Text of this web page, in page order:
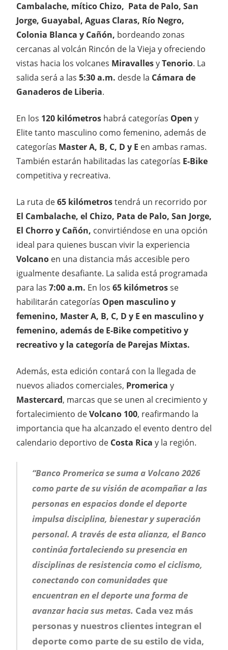
Cambalache, mítico Chizo, Pata de Palo, San
Jorge, Guayabal, Aguas Claras, Río Negro,
Colonia Blanca y Cañón, bordeando zonas
cercanas al volcán Rincón de la Vieja y ofreciendo
vistas hacia los volcanes MiravallesyTenorio. La
salida será a las 5:30 a.m. desde la Cámara de
Ganaderos de Liberia.
En los 120 kilómetros habrá categorías Open y
Elite tanto masculino como femenino, además de
categorías Master A, B, C, D y E en ambas ramas.
También estarán habilitadas las categorías E-Bike
competitiva y recreativa.
La ruta de65 kilómetrostendrá un recorrido por
El Cambalache, el Chizo, Pata de Palo, San Jorge,
El Chorro y Cañón, convirtiéndose en una opción
ideal para quienes buscan vivir la experiencia
Volcano en una distancia más accesible pero
igualmente desafiante. La salida está programada
para las 7:00 a.m. En los 65 kilómetrosse
habilitarán categorías Open masculino y
femenino, Master A, B, C, D y E en masculino y
femenino, además de E-Bike competitivo y
recreativo y la categoría de Parejas Mixtas.
Además, esta edición contará con la llegada de
nuevos aliados comerciales, Promerica y
Mastercard, marcas que se unen al crecimiento y
fortalecimiento deVolcano 100, reafirmando la
importancia que ha alcanzado el evento dentro del
calendario deportivo de Costa Rica y la región.
“Banco Promerica se suma a Volcano 2026
como parte de su visión de acompañar a las
personas en espacios donde el deporte
impulsa disciplina, bienestar y superación
personal. A través de esta alianza, el Banco
continúa fortaleciendo su presencia en
disciplinas de resistencia como el ciclismo,
conectando con comunidades que
encuentran en el deporte una forma de
avanzar hacia sus metas. Cada vez más
personas y nuestros clientes integran el
deporte como parte de su estilo de vida,